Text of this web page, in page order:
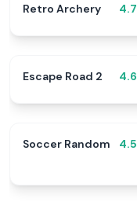
Retro Archery 4.7
Escape Road 2 4.6
Soccer Random 4.5